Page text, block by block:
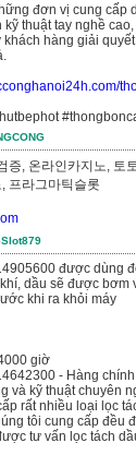
đơn vị cung
thuật tay nghề
khách hàng giải
증, 온라인카지노,
, 프라그마틱슬롯
được dùng
dầu sẽ được bơm
khi ra khỏi máy
giờ
- Hàng
và kỹ thuật chuyên
rất nhiều loại lọc
tôi cung cấp đều
tư vấn lọc tách